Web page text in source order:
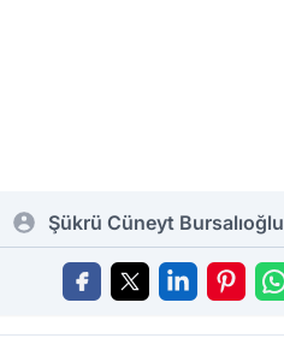
Şükrü Cüneyt Bursalıoğlu